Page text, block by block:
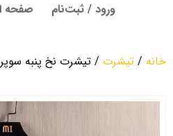
ورود / ثبت‌نام صفحه
خانه / تیشرت / تیشرت نخ پنبه